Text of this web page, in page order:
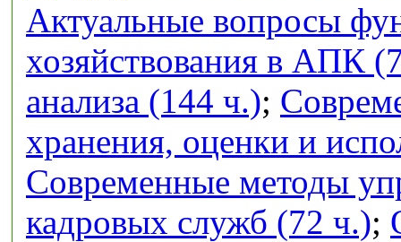
Актуальные вопросы
хозяйствования в АПК
анализа (144 ч.);
хранения, оценки и
Современные методы
кадровых служб (72 ч.);